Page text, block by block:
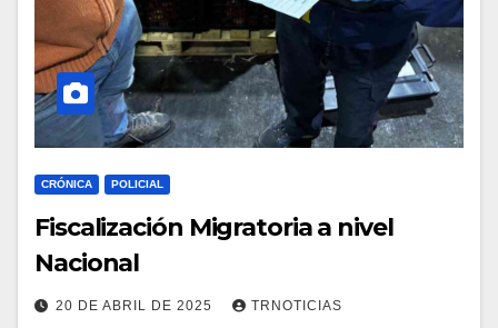
CRÓNICA POLICIAL
Fiscalización Migratoria a nivel
Nacional
20 DE ABRIL DE 2025 TRNOTICIAS